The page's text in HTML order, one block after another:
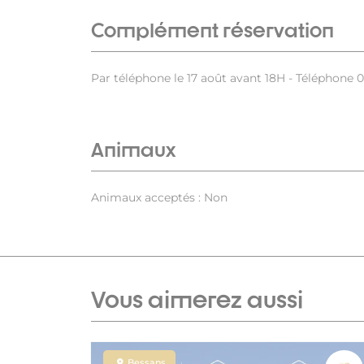
Complément réservation
Par téléphone le 17 août avant 18H - Téléphone
Animaux
Animaux acceptés : Non
Vous aimerez aussi